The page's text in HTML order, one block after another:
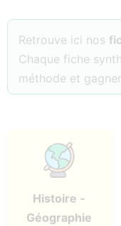
Retrouve ici nos
Chaque fiche
méthode et
Histoire -
Géographie